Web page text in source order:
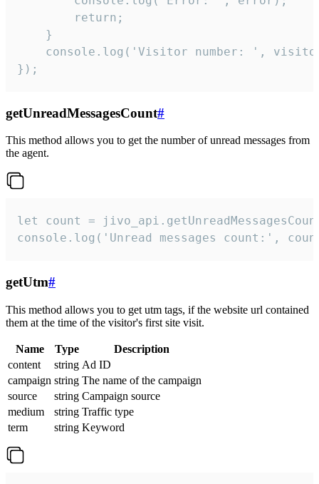
        return;
    }
console.log('Visitor number: ',
});
getUnreadMessagesCount#
This method allows you to get the number of unread messages from
the agent.
let count =
console.log('Unread messages count:',
getUtm#
This method allows you to get utm tags, if the website url contained
them at the time of the visitor's first site visit.
Name Type
Description
content
string Ad ID
campaign string The name of the campaign
source
string Campaign source
medium
string Traffic type
term
string Keyword